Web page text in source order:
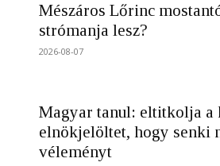
Mészáros Lőrinc
strómanja lesz?
2026-08-07
Magyar tanul: eltitkolja a
elnökjelöltet, hogy senki
véleményt